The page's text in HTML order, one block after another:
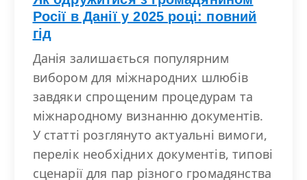
Росії в Данії у 2025 році: повний
гід
Данія залишається популярним
вибором для міжнародних шлюбів
завдяки спрощеним процедурам та
міжнародному визнанню документів.
У статті розглянуто актуальні вимоги,
перелік необхідних документів, типові
сценарії для пар різного громадянства